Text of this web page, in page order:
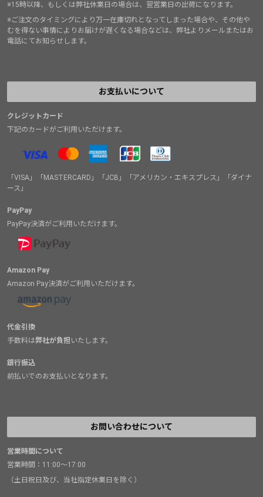
※15時以降、もしくは弊社休業日の場合は、翌営業日の出荷になります。
※ご注文のタイミングにより万一在庫切れとなってしまった場合や、その他や
むを得ない事情によりお届けが遅くなる場合などは、弊社よりメールまたはお
電話にてお知らせします。
お支払いについて
クレジットカード
下記のカードがご利用いただけます。
「VISA」「MASTERCARD」「JCB」「アメリカン・エキスプレス」「ダイナ
ース」
PayPay
PayPay決済がご利用いただけます。
Amazon Pay
Amazon Pay決済がご利用いただけます。
代金引換
手数料は弊社が負担いたします。
銀行振込
前払いでのお支払いとなります。
お問い合わせについて
営業時間について
営業時間：11:00～17:00
（土日祝日及び、当社指定休業日を除く）